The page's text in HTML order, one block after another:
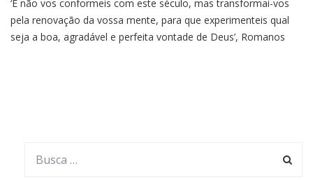
‘E não vos conformeis com este século, mas transformai-vos
pela renovação da vossa mente, para que experimenteis qual
seja a boa, agradável e perfeita vontade de Deus’, Romanos